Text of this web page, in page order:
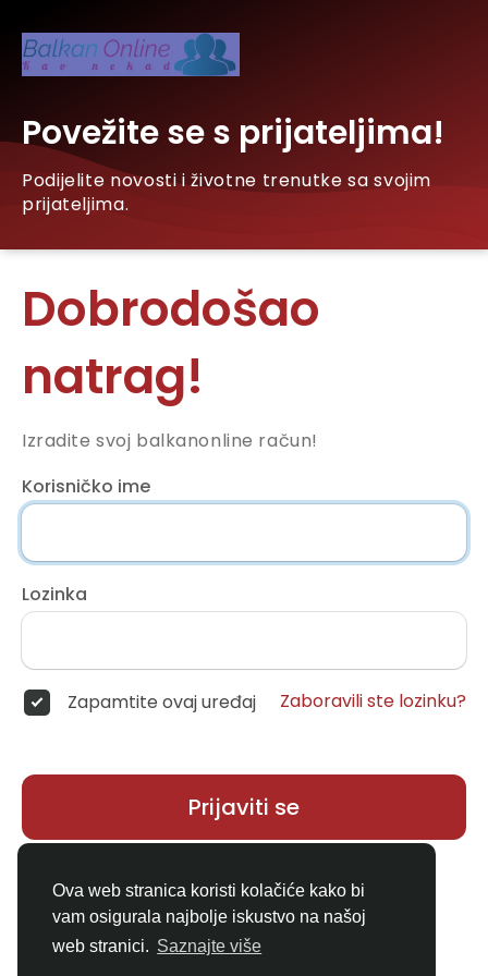
Ova web stranica koristi kolačiće kako bi
vam osigurala najbolje iskustvo na našoj
web stranici. Saznajte više
Povežite se s prijateljima!
Podijelite novosti i životne trenutke sa svojim
prijateljima.
Dobrodošao
natrag!
Izradite svoj balkanonline račun!
Korisničko ime
Lozinka
Zapamtite ovaj uređaj Zaboravili ste lozinku?
Prijaviti se